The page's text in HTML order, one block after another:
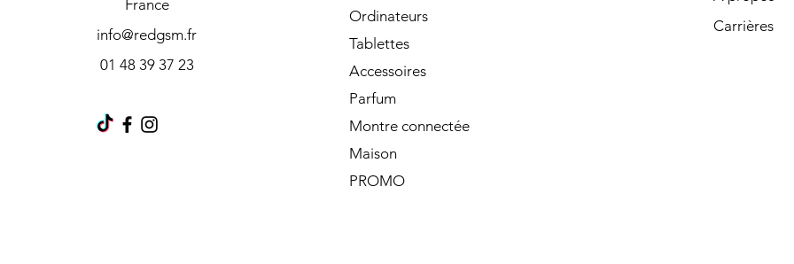
France
info@redgsm.fr
01 48 39 37 23
Ordinateurs
Tablettes
Accessoires
Parfum
Montre connectée
Maison
PROMO
Carrières